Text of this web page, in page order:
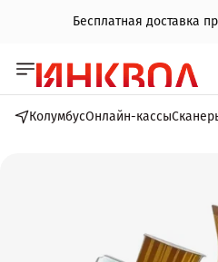
Бесплатная доставка
КолумбусОнлайн-кассы